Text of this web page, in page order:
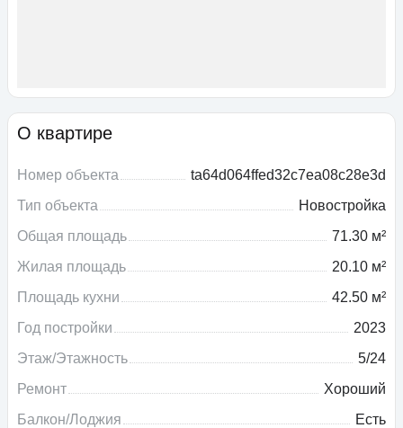
О квартире
Номер объекта
ta64d064ffed32c7ea08c28e3d
Тип объекта
Новостройка
Общая площадь
71.30 м²
Жилая площадь
20.10 м²
Площадь кухни
42.50 м²
Год постройки
2023
Этаж/Этажность
5/24
Ремонт
Хороший
Балкон/Лоджия
Есть